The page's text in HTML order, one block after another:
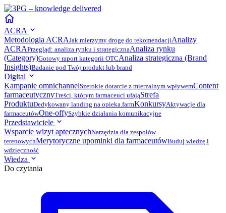
ACRA
Metodologia ACRAJak mierzymy drogę do rekomendacjiAnalizy
ACRAPrzegląd: analiza rynku i strategicznaAnaliza rynku
(Category)Gotowy raport kategorii OTCAnaliza strategiczna (Brand
Insights)Badanie pod Twój produkt lub brand
Digital
Kampanie omnichannelSzerokie dotarcie z mierzalnym wpływemContent
farmaceutycznyTreści, którym farmaceuci ufająStrefa
ProduktuDedykowany landing na opieka.farmKonkursyAktywacje dla
farmaceutówOne-offySzybkie działania komunikacyjne
Przedstawiciele
Wsparcie wizyt aptecznychNarzędzia dla zespołów
terenowychMerytoryczne upominki dla farmaceutówBuduj wiedzę i
wdzięczność
Wiedza
Do czytania